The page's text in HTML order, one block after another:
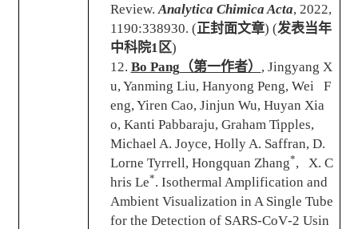
Review.Analytica Chimica Acta, 2022,
1190:338930. (正封面文章) (发表当年
中科院1 区)
12. Bo Pang （第一作者） , Jingyang X
u, Yanming Liu, Hanyong Peng, Wei F
eng, Yiren Cao, Jinjun Wu, Huyan Xia
o, Kanti Pabbaraju, Graham Tipples,
Michael A. Joyce, Holly A. Saffran, D.
Lorne Tyrrell, Hongquan Zhang*, X. C
hris Le*. Isothermal Amplification and
Ambient Visualization in A Single Tube
for the Detection of SARS-CoV‑2 Usin